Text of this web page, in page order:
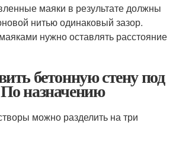
маяки в результате должны
нитью одинаковый зазор.
нужно оставлять расстояние
бетонную стену под
назначению
можно разделить на три